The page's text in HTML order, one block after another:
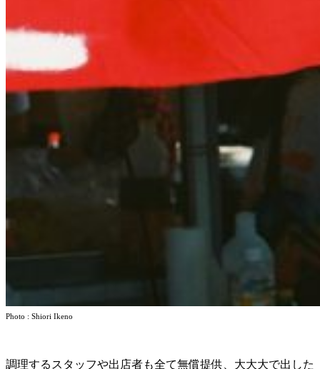
Photo : Shiori Ikeno
調理するスタッフや出店者も全て無償提供、大大大で出した